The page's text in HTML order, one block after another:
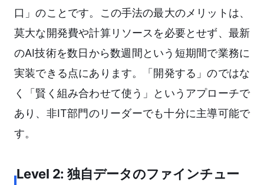
口」のことです。この手法の最大のメリットは、
莫大な開発費や計算リソースを必要とせず、最新
のAI技術を数日から数週間という短期間で業務に
実装できる点にあります。「開発する」のではな
く「賢く組み合わせて使う」というアプローチで
あり、非IT部門のリーダーでも十分に主導可能で
す。
Level 2: 独自データのファインチュー